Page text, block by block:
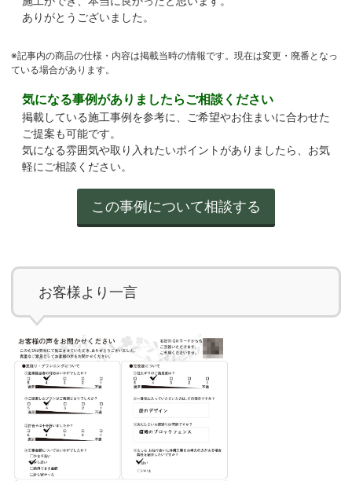
ありがとうございました。
※記事内の商品の仕様・内容は掲載当時の情報です。現在は変更・廃番となっ
ている場合があります。
気になる事例がありましたらご相談ください
掲載している施工事例を参考に、ご希望やお住まいに合わせた
ご提案も可能です。
気になる雰囲気や取り入れたいポイントがありましたら、お気
軽にご相談ください。
お客様より一言